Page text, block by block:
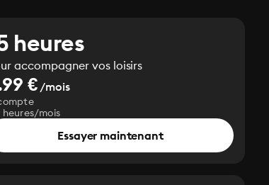
heures
accompagner vos loisirs
€/mois
heures/mois
Essayer maintenant